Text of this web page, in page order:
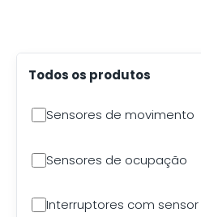
Todos os produtos
Sensores de movimento
Sensores de ocupação
Interruptores com